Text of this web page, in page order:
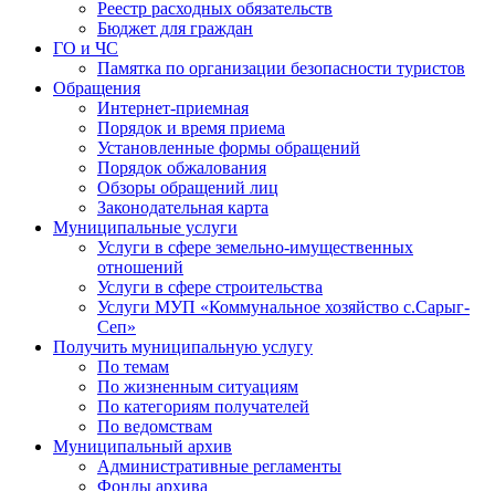
Реестр расходных обязательств
Бюджет для граждан
ГО и ЧС
Памятка по организации безопасности туристов
Обращения
Интернет-приемная
Порядок и время приема
Установленные формы обращений
Порядок обжалования
Обзоры обращений лиц
Законодательная карта
Муниципальные услуги
Услуги в сфере земельно-имущественных
отношений
Услуги в сфере строительства
Услуги МУП «Коммунальное хозяйство с.Сарыг-
Сеп»
Получить муниципальную услугу
По темам
По жизненным ситуациям
По категориям получателей
По ведомствам
Муниципальный архив
Административные регламенты
Фонды архива